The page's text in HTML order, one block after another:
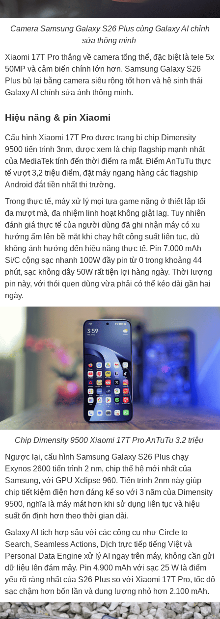
Camera Samsung Galaxy S26 Plus cùng Galaxy AI chỉnh
sửa thông minh
Xiaomi 17T Pro thắng về camera tổng thể, đặc biệt là tele 5x
50MP và cảm biến chính lớn hơn. Samsung Galaxy S26
Plus bù lại bằng camera siêu rộng tốt hơn và hệ sinh thái
Galaxy AI chỉnh sửa ảnh thông minh.
Hiệu năng & pin Xiaomi
Cấu hình Xiaomi 17T Pro được trang bị chip Dimensity
9500 tiến trình 3nm, được xem là chip flagship mạnh nhất
của MediaTek tính đến thời điểm ra mắt. Điểm AnTuTu thực
tế vượt 3,2 triệu điểm, đặt máy ngang hàng các flagship
Android đắt tiền nhất thị trường.
Trong thực tế, máy xử lý mọi tựa game nặng ở thiết lập tối
đa mượt mà, đa nhiệm linh hoạt không giật lag. Tuy nhiên
đánh giá thực tế của người dùng đã ghi nhận máy có xu
hướng ấm lên bề mặt khi chạy hết công suất liên tục, dù
không ảnh hưởng đến hiệu năng thực tế. Pin 7.000 mAh
Si/C cộng sạc nhanh 100W đầy pin từ 0 trong khoảng 44
phút, sạc không dây 50W rất tiện lợi hàng ngày. Thời lượng
pin này, với thói quen dùng vừa phải có thể kéo dài gần hai
ngày.
Chip Dimensity 9500 Xiaomi 17T Pro AnTuTu 3.2 triệu
Ngược lại, cấu hình Samsung Galaxy S26 Plus chạy
Exynos 2600 tiến trình 2 nm, chip thế hệ mới nhất của
Samsung, với GPU Xclipse 960. Tiến trình 2nm này giúp
chip tiết kiệm điện hơn đáng kể so với 3 năm của Dimensity
9500, nghĩa là máy mát hơn khi sử dụng liên tục và hiệu
suất ổn định hơn theo thời gian dài.
Galaxy AI tích hợp sâu với các công cụ như Circle to
Search, Seamless Actions, Dịch trực tiếp tiếng Việt và
Personal Data Engine xử lý AI ngay trên máy, không cần gửi
dữ liệu lên đám mây. Pin 4.900 mAh với sạc 25 W là điểm
yếu rõ ràng nhất của S26 Plus so với Xiaomi 17T Pro, tốc độ
sạc chậm hơn bốn lần và dung lượng nhỏ hơn 2.100 mAh.